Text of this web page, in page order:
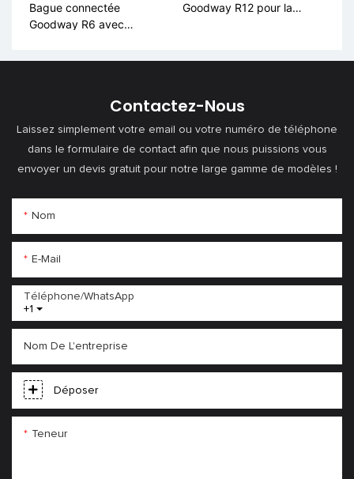
Bague connectée
Goodway R6 avec
Goodway R12 pour la
Contactez-Nous
Laissez simplement votre email ou votre numéro de téléphone
dans le formulaire de contact afin que nous puissions vous
envoyer un devis gratuit pour notre large gamme de modèles !
Nom
E-Mail
+1
Téléphone/WhatsApp
Nom De L'entreprise
Déposer
Teneur